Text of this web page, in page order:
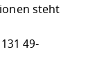
steht
49-